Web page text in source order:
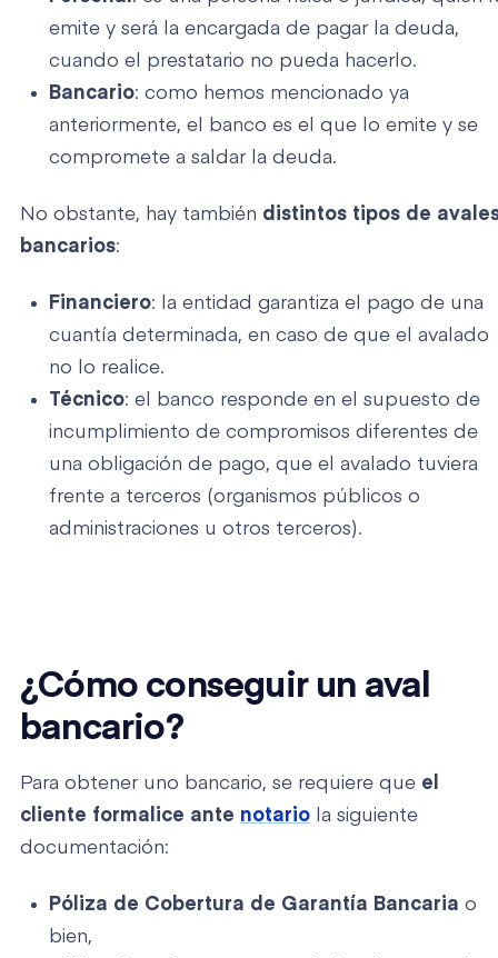
emite y será la encargada de pagar la deuda,
cuando el prestatario no pueda hacerlo.
Bancario: como hemos mencionado ya
anteriormente, el banco es el que lo emite y se
compromete a saldar la deuda.
No obstante, hay también distintos tipos de
bancarios:
Financiero: la entidad garantiza el pago de una
cuantía determinada, en caso de que el avalado
no lo realice.
Técnico: el banco responde en el supuesto de
incumplimiento de compromisos diferentes de
una obligación de pago, que el avalado tuviera
frente a terceros (organismos públicos o
administraciones u otros terceros).
¿Cómo conseguir un aval
bancario?
Para obtener uno bancario, se requiere que el
cliente formalice ante notario la siguiente
documentación:
Póliza de Cobertura de Garantía Bancaria o
bien,